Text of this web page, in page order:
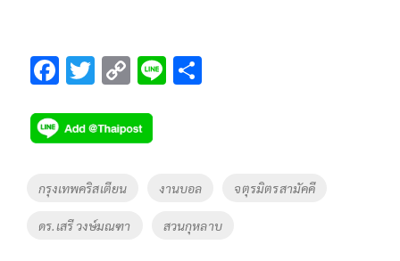
F
e
b
o
o
k
T
tt
er
C
p
y
Li
Tags
กรุงเทพคริสเตียน งานบอล จตุรมิตรสามัคคี
ดร.เสรี วงษ์มณฑา สวนกุหลาบ